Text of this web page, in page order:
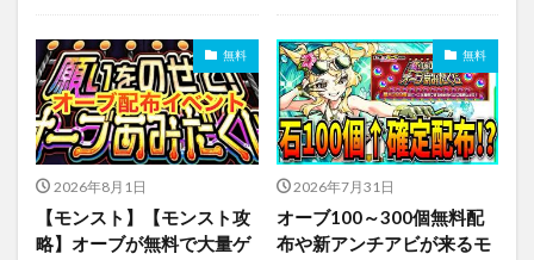
無料
2026年8月1日
【モンスト】【モンスト攻
略】オーブが無料で大量ゲ
無料
2026年7月31日
オーブ100～300個無料配
布や新アンチアビが来るモ